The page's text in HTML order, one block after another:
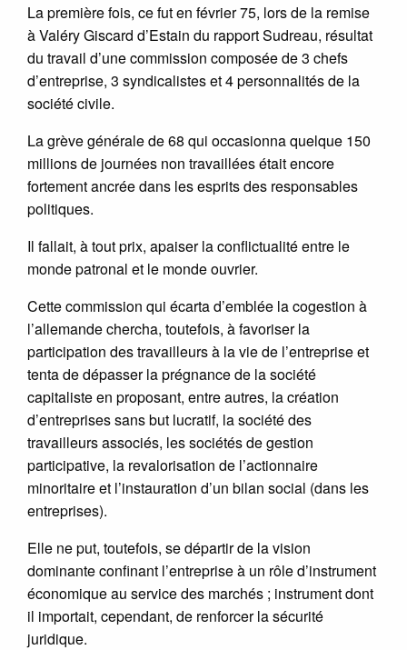
La première fois, ce fut en février 75, lors de la remise
à Valéry Giscard d’Estain du rapport Sudreau, résultat
du travail d’une commission composée de 3 chefs
d’entreprise, 3 syndicalistes et 4 personnalités de la
société civile.
La grève générale de 68 qui occasionna quelque 150
millions de journées non travaillées était encore
fortement ancrée dans les esprits des responsables
politiques.
Il fallait, à tout prix, apaiser la conflictualité entre le
monde patronal et le monde ouvrier.
Cette commission qui écarta d’emblée la cogestion à
l’allemande chercha, toutefois, à favoriser la
participation des travailleurs à la vie de l’entreprise et
tenta de dépasser la prégnance de la société
capitaliste en proposant, entre autres, la création
d’entreprises sans but lucratif, la société des
travailleurs associés, les sociétés de gestion
participative, la revalorisation de l’actionnaire
minoritaire et l’instauration d’un bilan social (dans les
entreprises).
Elle ne put, toutefois, se départir de la vision
dominante confinant l’entreprise à un rôle d’instrument
économique au service des marchés ; instrument dont
il importait, cependant, de renforcer la sécurité
juridique.